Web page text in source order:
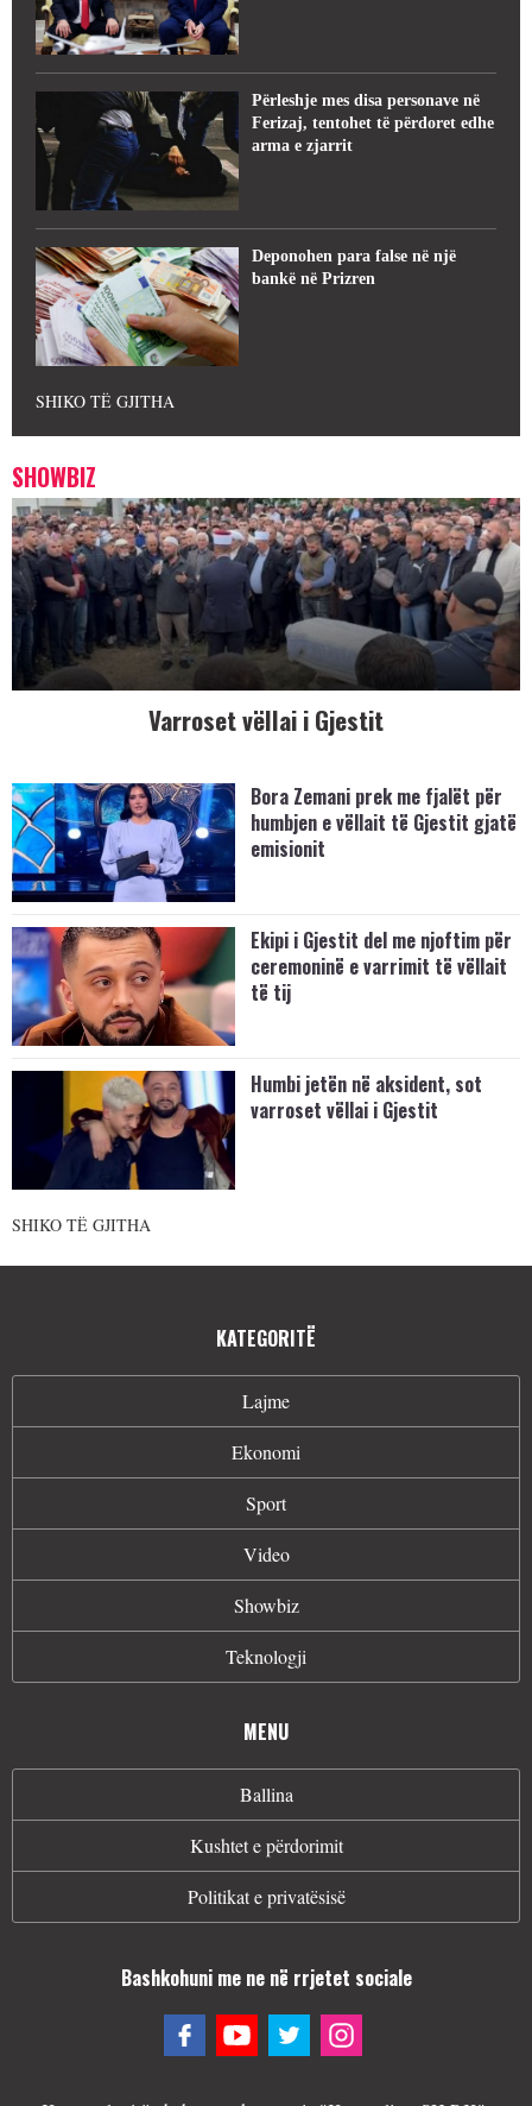
Përleshje mes disa personave në
Ferizaj, tentohet të përdoret edhe
arma e zjarrit
Deponohen para false në një
bankë në Prizren
SHIKO TË GJITHA
SHOWBIZ
Varroset vëllai i Gjestit
Bora Zemani prek me fjalët për
humbjen e vëllait të Gjestit gjatë
emisionit
Ekipi i Gjestit del me njoftim për
ceremoninë e varrimit të vëllait
të tij
Humbi jetën në aksident, sot
varroset vëllai i Gjestit
SHIKO TË GJITHA
KATEGORITË
Lajme
Ekonomi
Sport
Video
Showbiz
Teknologji
MENU
Ballina
Kushtet e përdorimit
Politikat e privatësisë
Bashkohuni me ne në rrjetet sociale